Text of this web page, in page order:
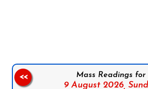
Mass Readings for
9 August 2026,
<<